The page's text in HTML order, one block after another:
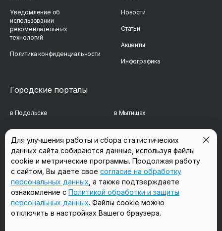
Уведомление об
использовании
рекомендательных
технологий
Политика конфиденциальности
Новости
Статьи
Акценты
Инфографика
Городские порталы
в Подольске в Мытищах
в Реутове в Балашихе
в Сергиевом Посаде в Люберцах
в Красногорске
в Домодедово в Щёлково
Мы в соцсетях
Для улучшения работы и сбора статистических
данных сайта собираются данные, используя файлы
cookie и метрические программы. Продолжая работу
с сайтом, Вы даете свое согласие на обработку
персональных данных , а также подтверждаете
ознакомление с Политикой обработки и защиты
персональных данных. Файлы cookie можно
отключить в настройках Вашего браузера.